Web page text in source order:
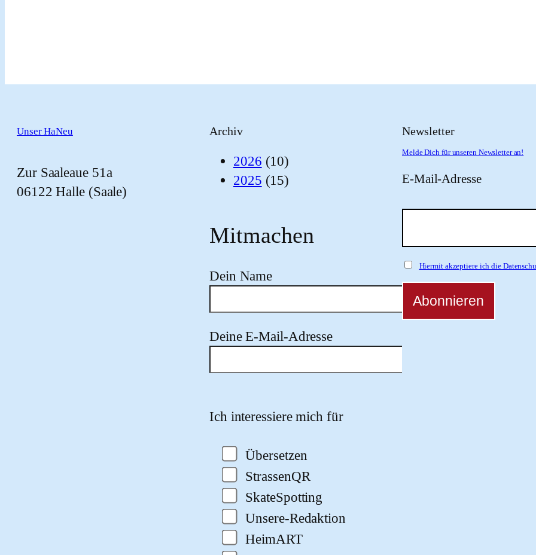
Unser HaNeu
Zur Saaleaue 51a
06122 Halle (Saale)
Archiv
2026 (10)
2025 (15)
Mitmachen
Dein Name
Deine E-Mail-Adresse
Ich interessiere mich für
Übersetzen
StrassenQR
SkateSpotting
Unsere-Redaktion
HeimART
Newsletter
Melde Dich für unseren Newsletter an!
E-Mail-Adresse
Hiermit akzeptiere ich die